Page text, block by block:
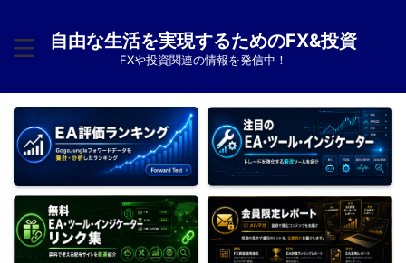
自由な生活を実現するためのFX&投資
FXや投資関連の情報を発信中！